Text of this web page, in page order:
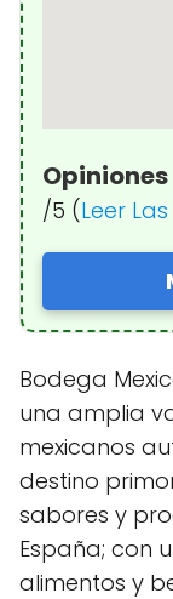
Opiniones
/5 (Leer
Bodega
una amplia
mexicanos
destino
sabores y
España; con
alimentos y